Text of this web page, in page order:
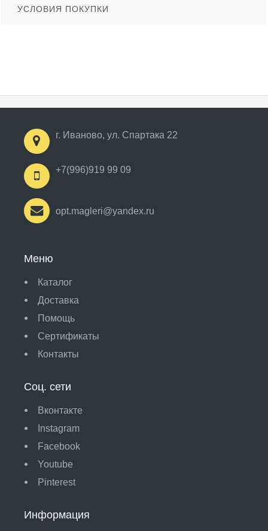
УСЛОВИЯ ПОКУПКИ
г. Иваново, ул. Спартака 22
+7(996)919 99 09
opt.magleri@yandex.ru
Меню
Каталог
Доставка
Помощь
Сертификаты
Контакты
Соц. сети
Вконтакте
Instagram
Facebook
Youtube
Pinterest
Информация